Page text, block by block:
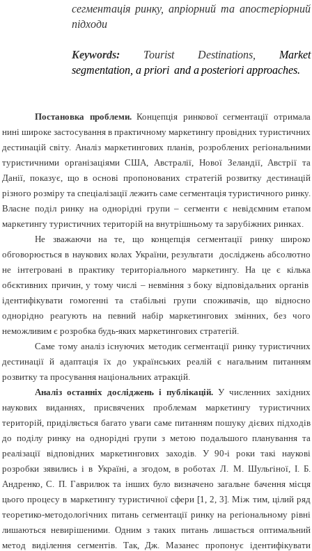
сегментація ринку, апріорний та апостеріорний
підходи
Keywords: Tourist Destinations
Market
segmentation a priori and a posteriori approaches.
Постановка проблеми.Концепція ринкової сегментації отримала
нині широке застосування в практичному маркетингу провідних туристичних
дестинацій світу. Аналіз маркетингових планів, розроблених регіональними
туристичними організаціями США, Австралії, Нової Зеландії, Австрії та
Данії, показує, що в основі пропонованих стратегій розвитку дестинацій
різного розміру та спеціалізації лежить саме сегментація туристичного ринку.
Власне поділ ринку на однорідні групи – сегменти є невідємним етапом
маркетингу туристичних територій на внутрішньому та зарубіжних ринках.
Не зважаючи на те, що концепція сегментації ринку широко
обговорюється в наукових колах України, результати досліджень абсолютно
не інтегровані в практику територіального маркетингу. На це є кілька
обєктивних причин, у тому числі – невміння з боку відповідальних органів
ідентифікувати гомогенні та стабільні групи
споживачів, що відносно
однорідно реагують на певний набір маркетингових
змінних, без чого
неможливим є розробка будь-яких маркетингових стратегій.
Саме тому аналіз існуючих методик сегментації ринку туристичних
дестинації й адаптація їх до українських реалій є нагальним питанням
розвитку та просування національних атракцій.
Аналіз останніх досліджень і публікацій. У численних західних
наукових виданнях, присвячених проблемам маркетингу туристичних
територій, приділяється багато уваги саме питанням пошуку дієвих підходів
до поділу ринку на однорідні групи з метою подальшого планування та
реалізації відповідних маркетингових заходів. У 90-і роки такі наукові
розробки зявились і в Україні, а згодом, в роботах Л. М. Шульгіної, І. Б.
Андренко, С. П. Гаврилюк та інших було визначено загальне бачення місця
цього процесу в маркетингу туристичної сфери [1, 2, 3]. Між тим, цілий ряд
теоретико-методологічних питань сегментації ринку на регіональному рівні
лишаються невирішеними. Одним з таких питань лишається оптимальний
метод виділення сегментів. Так, Дж. Мазанес пропонує ідентифікувати